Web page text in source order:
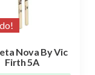
Nova By Vic
Firth 5A